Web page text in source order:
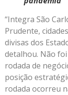
“Integra São
Prudente,
divisas dos
detalhou. Não
rodada de
posição
rodada ocorreu